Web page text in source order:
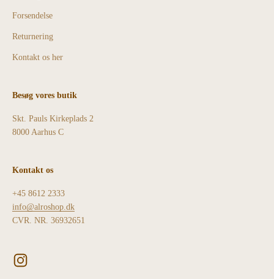
Forsendelse
Returnering
Kontakt os her
Besøg vores butik
Skt. Pauls Kirkeplads 2
8000 Aarhus C
Kontakt os
+45 8612 2333
info@alroshop.dk
CVR. NR. 36932651